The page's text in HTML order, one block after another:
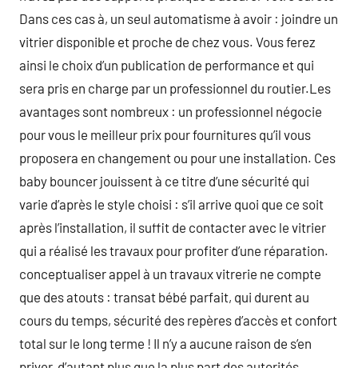
Dans ces cas à, un seul automatisme à avoir : joindre un
vitrier disponible et proche de chez vous. Vous ferez
ainsi le choix d’un publication de performance et qui
sera pris en charge par un professionnel du routier.Les
avantages sont nombreux : un professionnel négocie
pour vous le meilleur prix pour fournitures qu’il vous
proposera en changement ou pour une installation. Ces
baby bouncer jouissent à ce titre d’une sécurité qui
varie d’après le style choisi : s’il arrive quoi que ce soit
après l’installation, il suffit de contacter avec le vitrier
qui a réalisé les travaux pour profiter d’une réparation.
conceptualiser appel à un travaux vitrerie ne compte
que des atouts : transat bébé parfait, qui durent au
cours du temps, sécurité des repères d’accès et confort
total sur le long terme ! Il n’y a aucune raison de s’en